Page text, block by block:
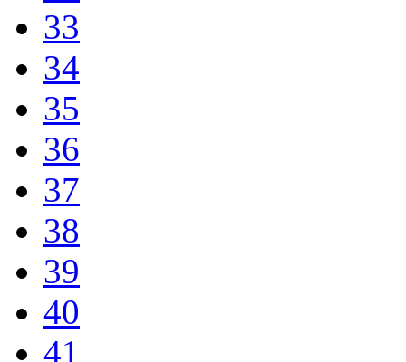
33
34
35
36
37
38
39
40
41